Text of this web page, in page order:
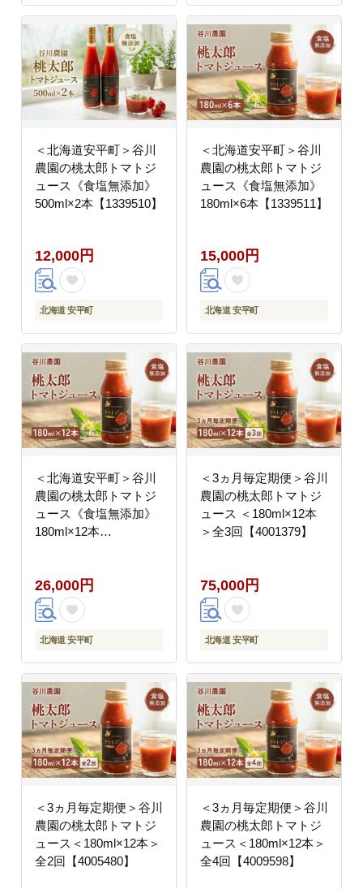
＜北海道安平町＞谷川
農園の桃太郎トマトジ
ュース《食塩無添加》
500ml×2本【1339510】
12,000円
北海道 安平町
＜北海道安平町＞谷川
農園の桃太郎トマトジ
ュース《食塩無添加》
180ml×6本【1339511】
15,000円
北海道 安平町
＜北海道安平町＞谷川
農園の桃太郎トマトジ
ュース《食塩無添加》
180ml×12本
26,000円
北海道 安平町
＜3ヵ月毎定期便＞谷川
農園の桃太郎トマトジ
ュース ＜180ml×12本
＞全3回【4001379】
75,000円
北海道 安平町
＜3ヵ月毎定期便＞谷川
農園の桃太郎トマトジ
ュース＜180ml×12本＞
全2回【4005480】
＜3ヵ月毎定期便＞谷川
農園の桃太郎トマトジ
ュース＜180ml×12本＞
全4回【4009598】